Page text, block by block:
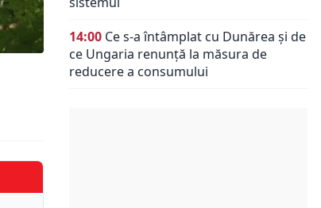
14:00 Ce s-a întâmplat cu Dunărea și de
ce Ungaria renunță la măsura de
reducere a consumului